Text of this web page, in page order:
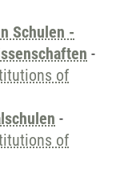
Schulen -
-
of
-
of